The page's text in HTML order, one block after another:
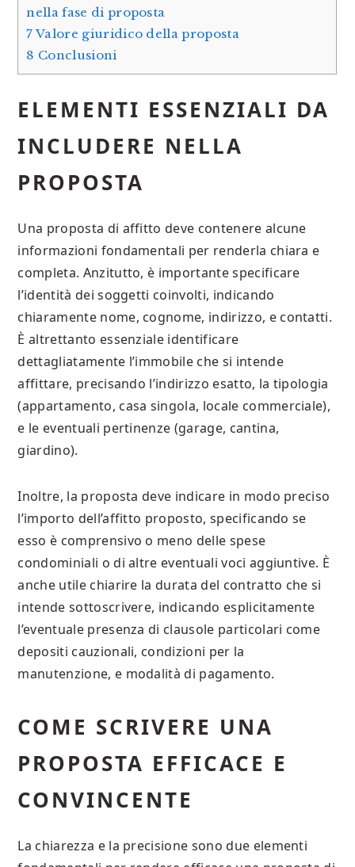
nella fase di proposta
7Valore giuridico della proposta
8 Conclusioni
ELEMENTI ESSENZIALI DA
INCLUDERE NELLA
PROPOSTA
Una proposta di affitto deve contenere alcune
informazioni fondamentali per renderla chiara e
completa. Anzitutto, è importante specificare
l’identità dei soggetti coinvolti, indicando
chiaramente nome, cognome, indirizzo, e contatti.
È altrettanto essenziale identificare
dettagliatamente l’immobile che si intende
affittare, precisando l’indirizzo esatto, la tipologia
(appartamento, casa singola, locale commerciale),
e le eventuali pertinenze (garage, cantina,
giardino).
Inoltre, la proposta deve indicare in modo preciso
l’importo dell’affitto proposto, specificando se
esso è comprensivo o meno delle spese
condominiali o di altre eventuali voci aggiuntive. È
anche utile chiarire la durata del contratto che si
intende sottoscrivere, indicando esplicitamente
l’eventuale presenza di clausole particolari come
depositi cauzionali, condizioni per la
manutenzione, e modalità di pagamento.
COME SCRIVERE UNA
PROPOSTA EFFICACE E
CONVINCENTE
La chiarezza e la precisione sono due elementi